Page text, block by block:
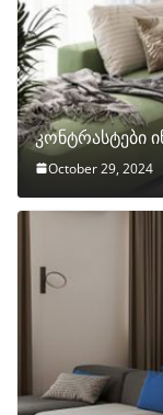
კონტრასტები
October 29, 2024